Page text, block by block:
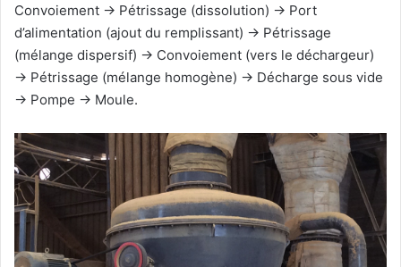
Convoiement → Pétrissage (dissolution) → Port
d’alimentation (ajout du remplissant) → Pétrissage
(mélange dispersif) → Convoiement (vers le déchargeur)
→ Pétrissage (mélange homogène) → Décharge sous vide
→ Pompe → Moule.